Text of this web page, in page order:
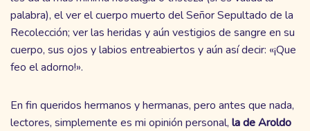
palabra), el ver el cuerpo muerto del Señor Sepultado de la
Recolección; ver las heridas y aún vestigios de sangre en su
cuerpo, sus ojos y labios entreabiertos y aún así decir: «¡Que
feo el adorno!».
En fin queridos hermanos y hermanas, pero antes que nada,
lectores, simplemente es mi opinión personal, la de Aroldo